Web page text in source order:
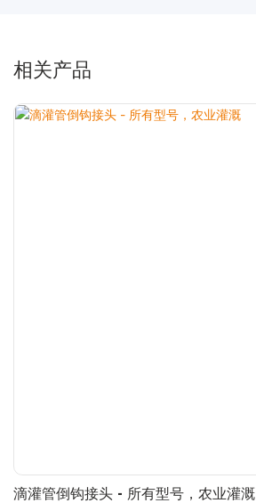
相关产品
滴灌管倒钩接头 - 所有型号，农业灌溉